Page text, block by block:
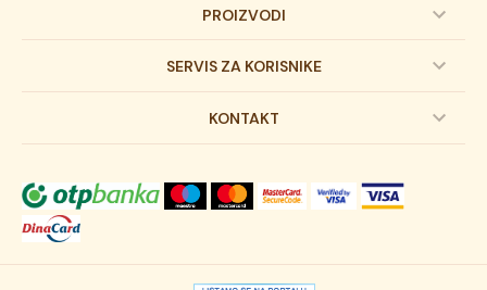
PROIZVODI
Dečije torte
Svadbene torte
Torta klasici
SERVIS ZA KORISNIKE
Prijava na newsletter
Dostava robe
Autorska prava
KONTAKT
Novosti
Posao